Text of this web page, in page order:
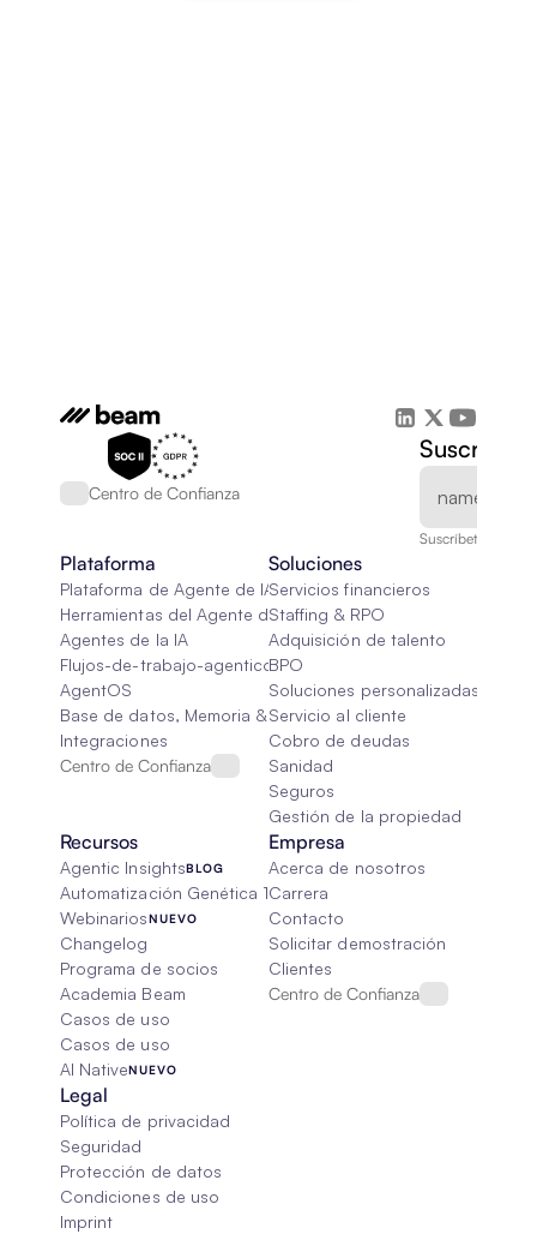
Centro de Confianza
Suscríbete a
Plataforma
Plataforma de Agente de IA
Herramientas del Agente de IA
Agentes de la IA
Flujos-de-trabajo-agenticos
AgentOS
Base de datos, Memoria & Trapo
Integraciones
Centro de Confianza
Soluciones
Servicios financieros
Staffing & RPO
Adquisición de talento
BPO
Soluciones personalizadas de IA
Servicio al cliente
Cobro de deudas
Sanidad
Seguros
Gestión de la propiedad
Recursos
Agentic InsightsBLOG
Automatización Genética 101
WebinariosNUEVO
Changelog
Programa de socios
Academia Beam
Casos de uso
Casos de uso
AI NativeNUEVO
Empresa
Acerca de nosotros
Carrera
Contacto
Solicitar demostración
Clientes
Centro de Confianza
Legal
Política de privacidad
Seguridad
Protección de datos
Condiciones de uso
Imprint